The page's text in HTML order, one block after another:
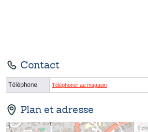
Contact
Téléphone Téléphoner au magasin
Plan et adresse
©